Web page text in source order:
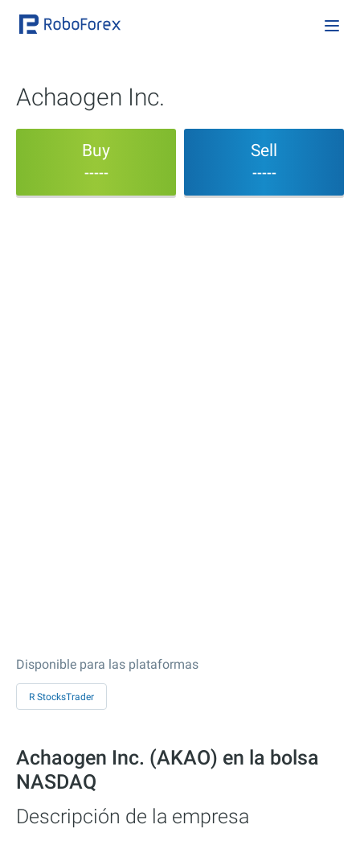
Achaogen Inc.
Buy
-----
Sell
-----
Disponible para las plataformas
R StocksTrader
Achaogen Inc. (AKAO) en la bolsa
NASDAQ
Descripción de la empresa